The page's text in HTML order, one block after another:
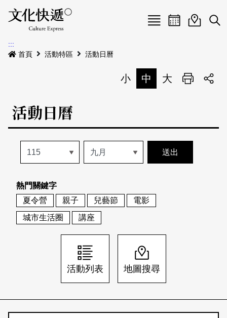
Menu
最新公告
本期專題
歷史專題
活動特區
活動列表
地圖搜尋
關於我們
關於我們
刊物索取地點
會員基本資料
刊登活動
網站導覽 English
日本語 登入/註冊
活動日曆活動地圖
展
:::
首頁
活動特區 活動日曆
小 中 大 列印
活動日曆
熱門關鍵字
夏令營
親子 兒藝節
電影
城市生活圈
講座
活動列表 地圖搜尋